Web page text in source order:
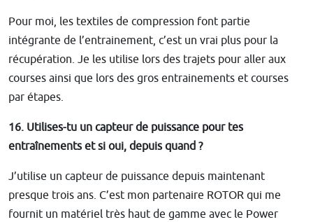
Pour moi, les textiles de compression font partie
intégrante de l’entrainement, c’est un vrai plus pour la
récupération. Je les utilise lors des trajets pour aller aux
courses ainsi que lors des gros entrainements et courses
par étapes.
16. Utilises-tu un capteur de puissance pour tes
entraînements et si oui, depuis quand ?
J’utilise un capteur de puissance depuis maintenant
presque trois ans. C’est mon partenaire ROTOR qui me
fournit un matériel très haut de gamme avec le Power